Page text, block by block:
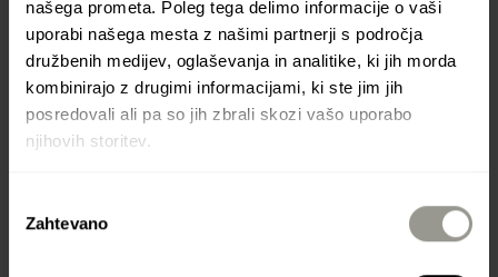
našega prometa. Poleg tega delimo informacije o vaši
uporabi našega mesta z našimi partnerji s področja
družbenih medijev, oglaševanja in analitike, ki jih morda
kombinirajo z drugimi informacijami, ki ste jim jih
posredovali ali pa so jih zbrali skozi vašo uporabo
njihovih storitev.
soglasja
Zahtevano
MEĐIMURJE PMP